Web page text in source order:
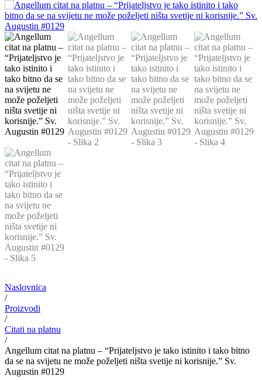
Naslovnica
/
Proizvodi
/
Citati na platnu
/
Angellum citat na platnu – “Prijateljstvo je tako istinito i tako bitno
da se na svijetu ne može poželjeti ništa svetije ni korisnije.” Sv.
Augustin #0129